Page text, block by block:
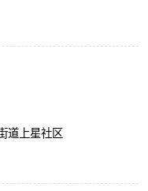
道上星社区